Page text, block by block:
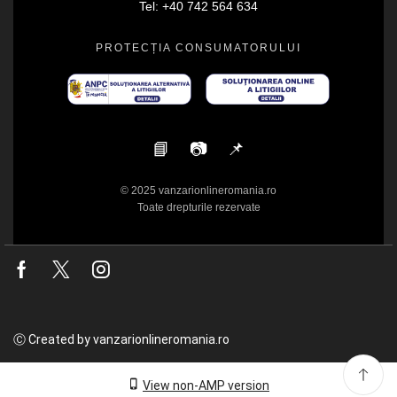
Tel: +40 742 564 634
PROTECȚIA CONSUMATORULUI
📘 📷 📌
© 2025 vanzarionlineromania.ro
Toate drepturile rezervate
Facebook
Twitter
Ⓒ Created by vanzarionlineromania.ro
View non-AMP version